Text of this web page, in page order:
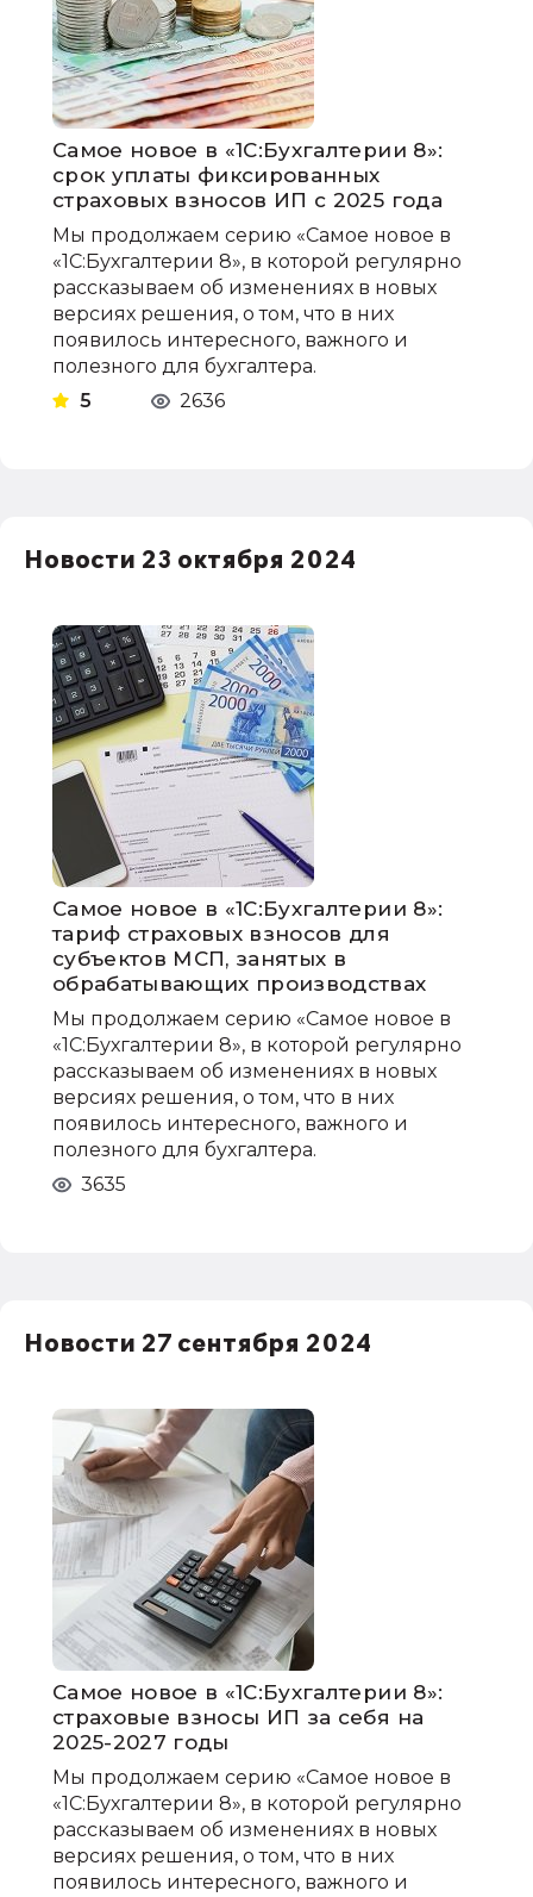
Самое новое в «1С:Бухгалтерии 8»:
срок уплаты фиксированных
страховых взносов ИП с 2025 года
Мы продолжаем серию «Самое новое в
«1С:Бухгалтерии 8», в которой регулярно
рассказываем об изменениях в новых
версиях решения, о том, что в них
появилось интересного, важного и
полезного для бухгалтера.
5
2636
Новости 23 октября 2024
Самое новое в «1С:Бухгалтерии 8»:
тариф страховых взносов для
субъектов МСП, занятых в
обрабатывающих производствах
Мы продолжаем серию «Самое новое в
«1С:Бухгалтерии 8», в которой регулярно
рассказываем об изменениях в новых
версиях решения, о том, что в них
появилось интересного, важного и
полезного для бухгалтера.
3635
Новости 27 сентября 2024
Самое новое в «1С:Бухгалтерии 8»:
cтраховые взносы ИП за себя на
2025-2027 годы
Мы продолжаем серию «Самое новое в
«1С:Бухгалтерии 8», в которой регулярно
рассказываем об изменениях в новых
версиях решения, о том, что в них
появилось интересного, важного и